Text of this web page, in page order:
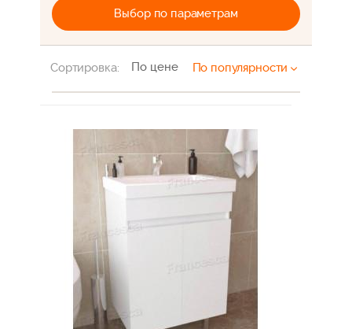
Выбор по параметрам
Сортировка: По цене По популярности